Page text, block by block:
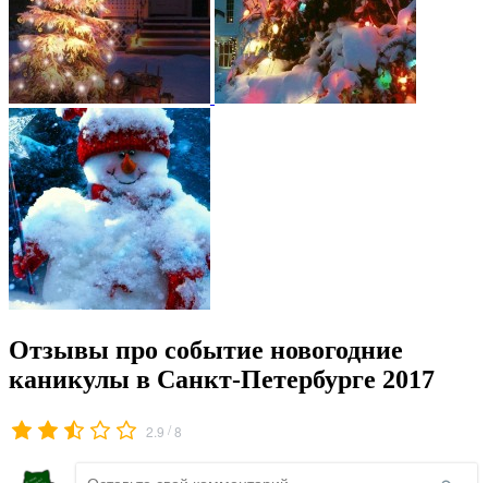
Отзывы про событие новогодние
каникулы в Санкт-Петербурге 2017
2.9 /8